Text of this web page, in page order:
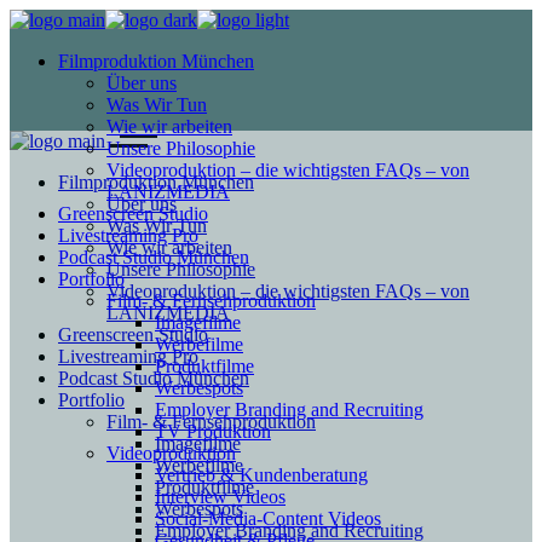
Filmproduktion München
Über uns
Was Wir Tun
Wie wir arbeiten
Unsere Philosophie
Videoproduktion – die wichtigsten FAQs – von
LANIZMEDIA
Greenscreen Studio
Livestreaming Pro
Podcast Studio München
Portfolio
Film- & Fernsehproduktion
Imagefilme
Werbefilme
Produktfilme
Werbespots
Employer Branding and Recruiting
TV Produktion
Videoproduktion
Vertrieb & Kundenberatung
Interview Videos
Social-Media-Content Videos
Filmproduktion München
Über uns
Was Wir Tun
Wie wir arbeiten
Unsere Philosophie
Videoproduktion – die wichtigsten FAQs – von
LANIZMEDIA
Greenscreen Studio
Livestreaming Pro
Podcast Studio München
Portfolio
Film- & Fernsehproduktion
Imagefilme
Werbefilme
Produktfilme
Werbespots
Employer Branding and Recruiting